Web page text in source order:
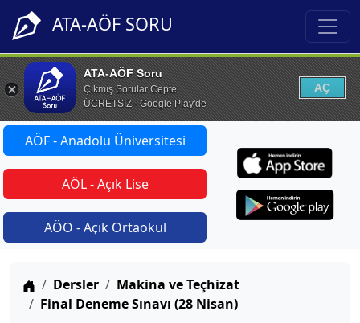
ATA-AÖF SORU
ATA-AÖF Soru
Çıkmış Sorular Cepte
ÜCRETSİZ - Google Play'de
AÇ
AÖF - Anadolu Üniversitesi
AÖL - Açık Lise
AÖO - Açık Ortaokul
Anasayfa
Dersler
Makina ve Teçhizat
Final Deneme Sınavı (28 Nisan)